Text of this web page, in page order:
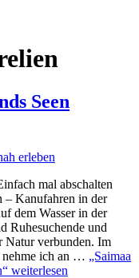
Seen
mal abschalten
– Kanufahren in der
dem Wasser in der
Ruhesuchende und
Natur verbunden. Im
nehme ich an … „Saimaa
weiterlesen